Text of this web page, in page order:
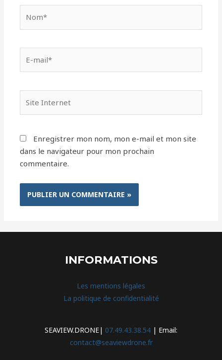
mail*
Internet
Enregistrer mon nom, mon e-mail et mon site
dans le navigateur pour mon prochain
commentaire.
INFORMATIONS
Les mentions légales
La politique de confidentialité
SEAVIEW.DRONE| 07.49.43.38.54 | Email:
contact@seaviewdrone.fr